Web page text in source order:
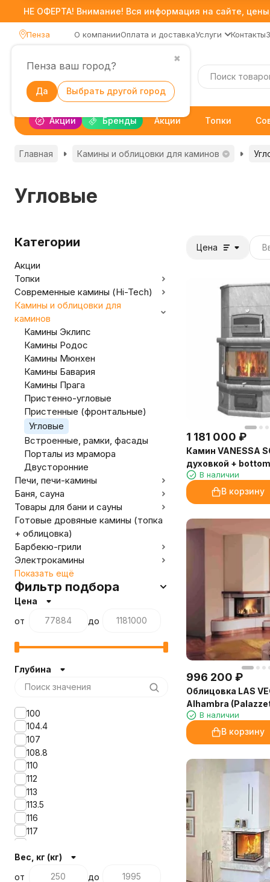
НЕ ОФЕРТА! Внимание! Вся информация на сайте,
Пенза
✖
Пенза ваш город?
Да Выбрать другой город
О компанииОплата и доставкаУслуги Контакты
Акции Бренды Акции Топки
Главная Камины и облицовки для каминов
Угловые
Цена
1 181 000 ₽
Камин VANESSA
духовкой +
(NunnaUuni)
В наличии
В корзину
996 200 ₽
Облицовка LAS
Alhambra
В наличии
В корзину
Категории
Акции
Топки
Современные камины (Hi-Tech)
Камины и облицовки для
каминов
Камины Эклипс
Камины Родос
Камины Мюнхен
Камины Бавария
Камины Прага
Пристенно-угловые
Пристенные (фронтальные)
Угловые
Встроенные, рамки, фасады
Порталы из мрамора
Двусторонние
Печи, печи-камины
Баня, сауна
Товары для бани и сауны
Готовые дровяные камины (топка
+ облицовка)
Барбекю-грили
Электрокамины
Показать ещё
Фильтр подбора
Цена
от
до
Глубина
100
104.4
107
108.8
110
112
113
113.5
116
117
118.71
Вес, кг (кг)
от
до